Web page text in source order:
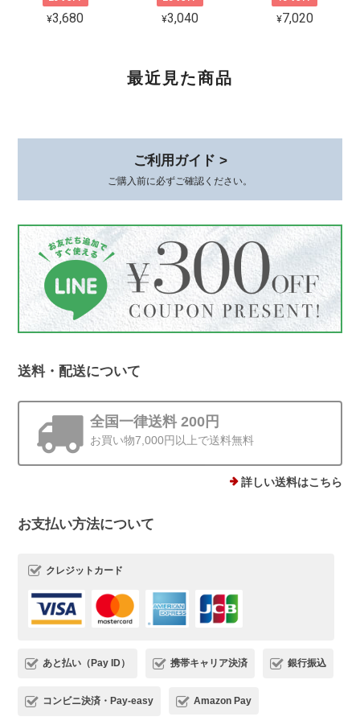
CZ 5連ラインピアス シルバー925
可愛くて品があり、とても気に入ってます。 着けていると褒めて貰え
とうございます。 初めてお選びいただ
いてから時間が経った今も、またこうし
だけるとすごく嬉しいですよね*.。その
シーンをお届けできたことが何より励み
です。 梱包についてもお言葉をいただ
き、ありがとうございます。これからも
丁寧にお届けしてまいります😊
2025/12/19
他にはあまりない、石ころモチーフ、とても可愛いです。まん丸では
ただけましたら幸いです。 またご縁が
いただけることを、心よりお待ちしてお
¥3,680 ¥3,040 ¥7,020
最近見た商品
ご利用ガイド >
ご購入前に必ずご確認ください。
送料・配送について
全国一律送料 200円
お買い物7,000円以上で送料無料
詳しい送料はこちら
お支払い方法について
クレジットカード
あと払い（Pay ID） 携帯キャリア決済 銀行振込
コンビニ決済・Pay-easy Amazon Pay